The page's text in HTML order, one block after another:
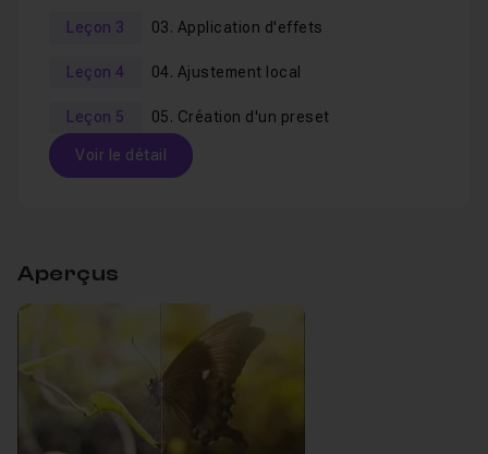
Leçon 3 03. Application d'effets
Leçon 4 04. Ajustement local
Leçon 5 05. Création d'un preset
Voir le détail
02. Les bases
03. Application d'effets
Aperçus